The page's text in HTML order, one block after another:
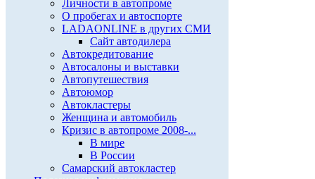
Личности в автопроме
О пробегах и автоспорте
LADAONLINE в других СМИ
Сайт автодилера
Автокредитование
Автосалоны и выставки
Автопутешествия
Автоюмор
Автокластеры
Женщина и автомобиль
Кризис в автопроме 2008-...
В мире
В России
Самарский автокластер